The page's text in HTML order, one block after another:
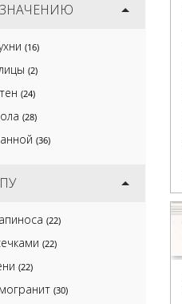
(16)
(2)
(24)
(28)
(36)
(22)
(22)
(22)
(30)